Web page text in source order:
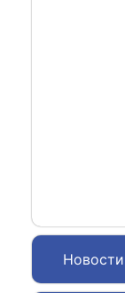
Новости